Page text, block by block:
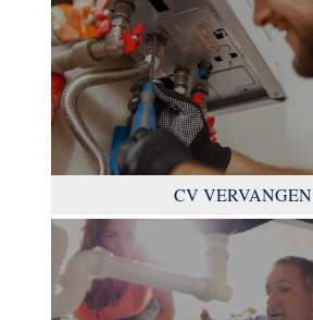
CV VERVANGEN